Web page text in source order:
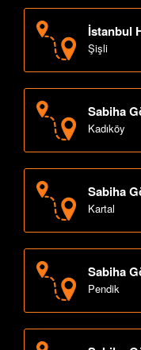
İstanbul
Şişli
Sabiha
Kadıköy
Sabiha
Kartal
Sabiha
Pendik